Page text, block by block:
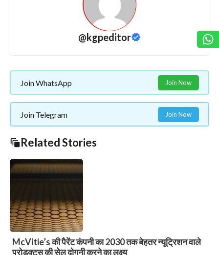
@kgpeditor
Join WhatsApp Join Now
Join Telegram Join Now
Related Stories